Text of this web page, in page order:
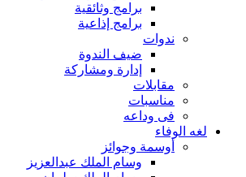
برامج وثائقية
برامج إذاعية
ندوات
ضيف الندوة
إدارة ومشاركة
مقابلات
مناسبات
فى وداعه
لغه الوفاء
أوسمة وجوائز
وسام الملك عبدالعزيز